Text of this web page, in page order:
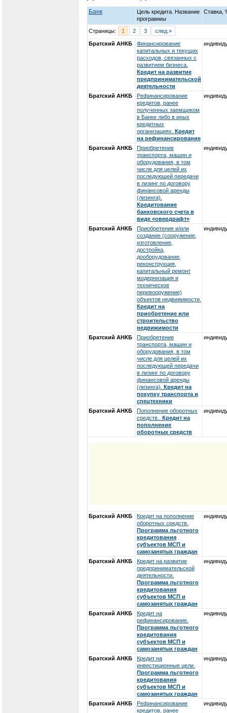
Банк
Цель кредита. Название
программы
Ставка,
Страницы: 1 2 3 след.»
Братский АНКБ
Финансирование
капитальных и текущих
расходов, связанных с
развитием бизнеса.
Кредит на развитие
предпринимательской
деятельности
Братский АНКБ
Рефинансирование
кредитов, ранее
полученных заемщиком
в Банке либо в иных
кредитных
организациях. Кредит
на рефинансирование
Братский АНКБ
Приобретение
транспорта, машин и
оборудования, в том
числе для целей их
последующей передачи
в лизинг по договору
финансовой аренды
(лизинга).
Кредитование
банковского счета в
виде «овердрафт»
Братский АНКБ
Приобретение и/или
создание (сооружение,
изготовление,
достройка,
дооборудование,
реконструкция,
капитальный ремонт
модернизация и
техническое
перевооружение)
объектов недвижимости.
Кредит на
приобретение или
строительство
недвижимости
Братский АНКБ
Приобретение
транспорта, машин и
оборудования, в том
числе для целей их
последующей передачи
в лизинг по договору
финансовой аренды
(лизинга). Кредит на
покупку транспорта и
спецтехники
Братский АНКБ
Пополнение оборотных
средств.. Кредит на
пополнение
оборотных средств
Братский АНКБ
Кредит на пополнение
оборотных средств.
Программа льготного
кредитования
субъектов МСП и
самозанятых граждан
Братский АНКБ
Кредит на развитие
предпринимательской
деятельности.
Программа льготного
кредитования
субъектов МСП и
самозанятых граждан
Братский АНКБ
Кредит на
рефинансирование.
Программа льготного
кредитования
субъектов МСП и
самозанятых граждан
Братский АНКБ
Кредит на
инвестиционные цели.
Программа льготного
кредитования
субъектов МСП и
самозанятых граждан
Братский АНКБ
Рефинансирование
кредитов, ранее